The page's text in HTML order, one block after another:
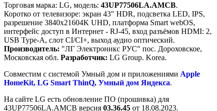
Торговая марка: LG, модель: 43UP77506LA.AMCB.
Коротко от телевизоре: экран 43" HDR, подсветка LED, IPS,
разрешение 3840x21604K UHD, платформа Smart webOS,
интерфейс доступ в Интернет - RJ-45, вход разъёмов HDMI: 2,
USB Type-A, слот CI/CI+, выход аудио оптический.
Производитель: "ЛГ Электроникс РУС" пос. Дороховское,
Московская обл. Разработчик: LG Group. Korea.
Cовместим с системой Умный дом и приложениями Apple
HomeKit, LG Smart ThinQ, Умный дом Яндекса.
На сайте LG есть обновление ПО (прошивка) для
43UP77506LA.AMCB версия 03.36.45 от 18.08.2023.